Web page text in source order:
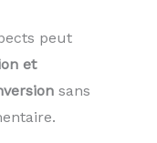
peut
et
sans